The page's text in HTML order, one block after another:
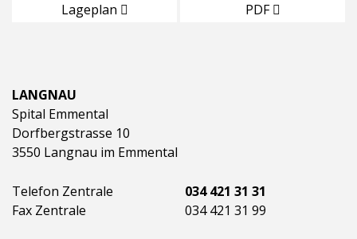
Lageplan PDF
LANGNAU
Spital Emmental
Dorfbergstrasse 10
3550 Langnau im Emmental
Telefon Zentrale
034 421 31 31
Fax Zentrale
034 421 31 99